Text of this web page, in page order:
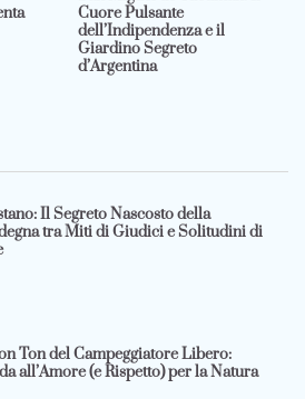
Cuore Pulsante
dell’Indipendenza e il
Giardino Segreto
d’Argentina
Il Segreto Nascosto della
tra Miti di Giudici e Solitudini di
Ton del Campeggiatore Libero:
all’Amore (e Rispetto) per la Natura